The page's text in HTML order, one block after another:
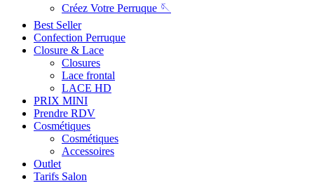
Créez Votre Perruque 🪡
Best Seller
Confection Perruque
Closure & Lace
Closures
Lace frontal
LACE HD
PRIX MINI
Prendre RDV
Cosmétiques
Cosmétiques
Accessoires
Outlet
Tarifs Salon